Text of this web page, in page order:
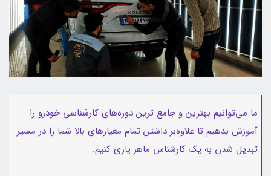
ما می‌توانیم بهترین و جامع ترین دوره‌های کارشناسی خودرو را
آموزش بدهیم تا علاوه‌بر داشتن تمام معیارهای بالا شما را در مسیر
تبدیل شدن به یک کارشناس ماهر یاری کنیم.